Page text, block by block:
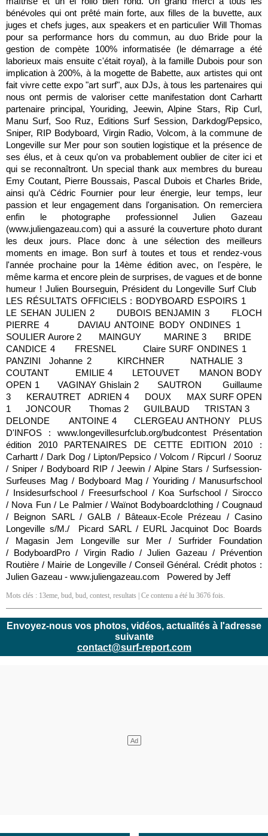
bénévoles qui ont prêté main forte, aux filles de la buvette, aux
juges et chefs juges, aux speakers et en particulier Will Thomas
pour sa performance hors du commun, au duo Bride pour la
gestion de compète 100% informatisée (le démarrage a été
laborieux mais ensuite c'était royal), à la famille Dubois pour son
implication à 200%, à la mogette de Babette, aux artistes qui ont
fait vivre cette expo "art surf", aux DJs, à tous les partenaires qui
nous ont permis de valoriser cette manifestation dont Carhartt
partenaire principal, Youriding, Jeewin, Alpine Stars, Rip Curl,
Manu Surf, Soo Ruz, Editions Surf Session, Darkdog/Pepsico,
Sniper, RIP Bodyboard, Virgin Radio, Volcom, à la commune de
Longeville sur Mer pour son soutien logistique et la présence de
ses élus, et à ceux qu'on va probablement oublier de citer ici et
qui se reconnaîtront. Un special thank aux membres du bureau
Emy Coutant, Pierre Boussais, Pascal Dubois et Charles Bride,
ainsi qu’à Cédric Fournier pour leur énergie, leur temps, leur
passion et leur engagement dans l'organisation. On remerciera
enfin le photographe professionnel Julien Gazeau
(www.juliengazeau.com) qui a assuré la couverture photo durant
les deux jours. Place donc à une sélection des meilleurs
moments en image. Bon surf à toutes et tous et rendez-vous
l'année prochaine pour la 14ème édition avec, on l'espère, le
même karma et encore plein de surprises, de vagues et de bonne
humeur ! Julien Bourseguin, Président du Longeville Surf Club
LES RÉSULTATS OFFICIELS : BODYBOARD ESPOIRS 1
LE SEHAN JULIEN 2 DUBOIS BENJAMIN 3 FLOCH
PIERRE 4 DAVIAU ANTOINE BODY ONDINES 1
SOULIER Aurore 2 MAINGUY MARINE 3 BRIDE
CANDICE 4 FRESNEL Claire SURF ONDINES 1
PANZINI Johanne 2 KIRCHNER NATHALIE 3
COUTANT EMILIE 4 LETOUVET MANON BODY
OPEN 1 VAGINAY Ghislain 2 SAUTRON Guillaume
3 KERAUTRET ADRIEN 4 DOUX MAX SURF OPEN
1 JONCOUR Thomas 2 GUILBAUD TRISTAN 3
DELONDE ANTOINE 4 CLERGEAU ANTHONY PLUS
D'INFOS : www.longevillesurfclub.org/budcontest Présentation
édition 2010 PARTENAIRES DE CETTE EDITION 2010 :
Carhartt / Dark Dog / Lipton/Pepsico / Volcom / Ripcurl / Sooruz
/ Sniper / Bodyboard RIP / Jeewin / Alpine Stars / Surfsession-
Surfeuses Mag / Bodyboard Mag / Youriding / Manusurfschool
/ Insidesurfschool / Freesurfschool / Koa Surfschool / Sirocco
/ Nova Fun / Le Palmier / Waïnot Bodyboardclothing / Cougnaud
/ Beignon SARL / GALB / Bâteaux-Ecole Prézeau / Casino
Longeville s/M./ Picard SARL / EURL Jacquinot Doc Boards
/ Magasin Jem Longeville sur Mer / Surfrider Foundation
/ BodyboardPro / Virgin Radio / Julien Gazeau / Prévention
Routière / Mairie de Longeville / Conseil Général. Crédit photos :
Julien Gazeau - www.juliengazeau.com Powered by Jeff
Mots clés : 13eme, bud, bud, contest, resultats | Ce contenu a été lu 3676 fois.
Envoyez-nous vos photos, vidéos, actualités à l'adresse
suivante
contact@surf-report.com